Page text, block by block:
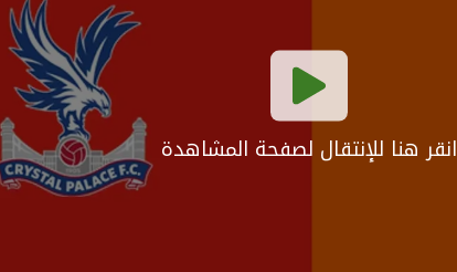
انقر هنا للإنتقال لصفحة المشاهدة